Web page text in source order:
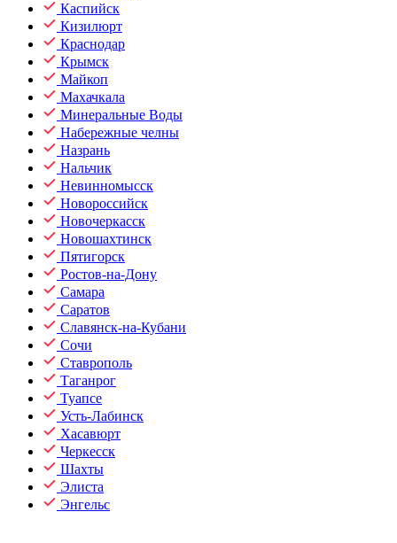
Каспийск
Кизилюрт
Краснодар
Крымск
Майкоп
Махачкала
Минеральные Воды
Набережные челны
Назрань
Нальчик
Невинномысск
Новороссийск
Новочеркасск
Новошахтинск
Пятигорск
Ростов-на-Дону
Самара
Саратов
Славянск-на-Кубани
Сочи
Ставрополь
Таганрог
Туапсе
Усть-Лабинск
Хасавюрт
Черкесск
Шахты
Элиста
Энгельс